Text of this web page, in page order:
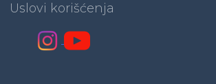
Uslovi korišćenja